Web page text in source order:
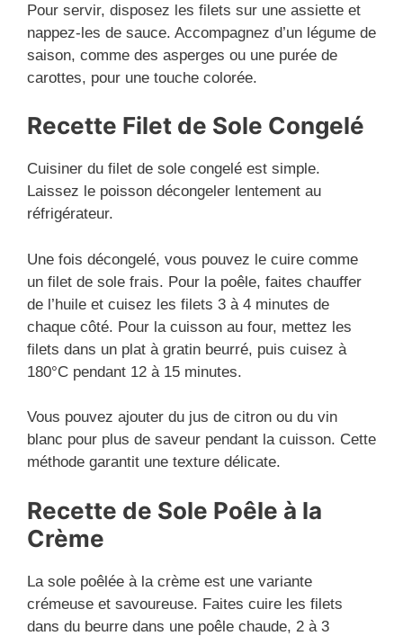
Pour servir, disposez les filets sur une assiette et
nappez-les de sauce. Accompagnez d’un légume de
saison, comme des asperges ou une purée de
carottes, pour une touche colorée.
Recette Filet de Sole Congelé
Cuisiner du filet de sole congelé est simple.
Laissez le poisson décongeler lentement au
réfrigérateur.
Une fois décongelé, vous pouvez le cuire comme
un filet de sole frais. Pour la poêle, faites chauffer
de l’huile et cuisez les filets 3 à 4 minutes de
chaque côté. Pour la cuisson au four, mettez les
filets dans un plat à gratin beurré, puis cuisez à
180°C pendant 12 à 15 minutes.
Vous pouvez ajouter du jus de citron ou du vin
blanc pour plus de saveur pendant la cuisson. Cette
méthode garantit une texture délicate.
Recette de Sole Poêle à la
Crème
La sole poêlée à la crème est une variante
crémeuse et savoureuse. Faites cuire les filets
dans du beurre dans une poêle chaude, 2 à 3